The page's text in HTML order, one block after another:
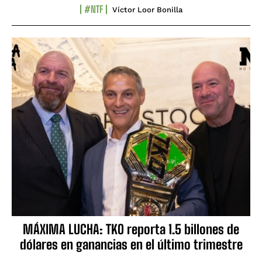
#NTF Víctor Loor Bonilla
MÁXIMA LUCHA: TKO reporta 1.5 billones de
dólares en ganancias en el último trimestre